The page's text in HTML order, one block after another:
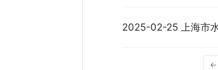
2025-02-25 上海市
←